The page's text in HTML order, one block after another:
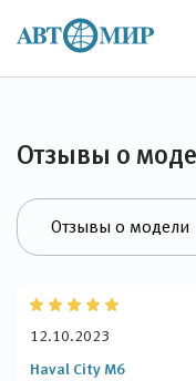
Отзывы о
Haval City M6
12.10.2023